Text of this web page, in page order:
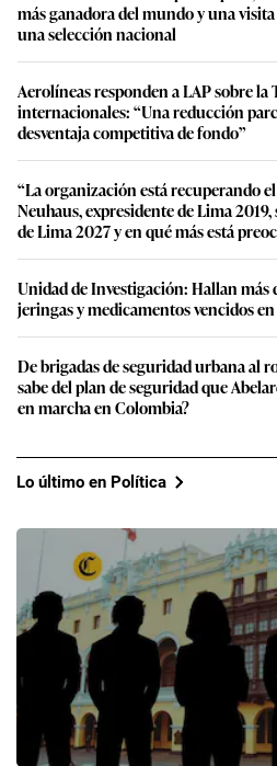
más ganadora del mundo y una
una selección nacional
Aerolíneas responden a LAP sobre la
internacionales: “Una reducción
desventaja competitiva de fondo”
“La organización está recuperando
Neuhaus, expresidente de Lima
de Lima 2027 y en qué más está
Unidad de Investigación: Hallan más
jeringas y medicamentos vencidos
De brigadas de seguridad urbana al
sabe del plan de seguridad que
en marcha en Colombia?
Lo último en Política